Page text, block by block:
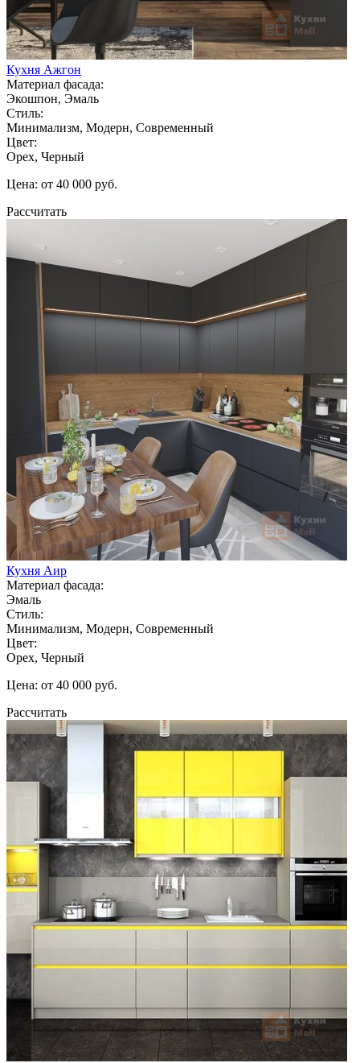
Кухня Ажгон
Материал фасада:
Экошпон, Эмаль
Стиль:
Минимализм, Модерн, Современный
Цвет:
Орех, Черный
Цена: от 40 000 руб.
Рассчитать
Кухня Аир
Материал фасада:
Эмаль
Стиль:
Минимализм, Модерн, Современный
Цвет:
Орех, Черный
Цена: от 40 000 руб.
Рассчитать